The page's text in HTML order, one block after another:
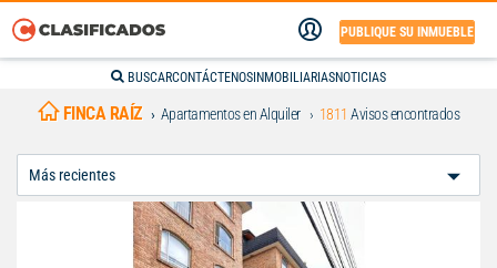
PUBLIQUE SU INMUEBLE
BUSCARCONTÁCTENOS INMOBILIARIASNOTICIAS
FINCA RAÍZ Apartamentos en Alquiler 1811 Avisos encontrados